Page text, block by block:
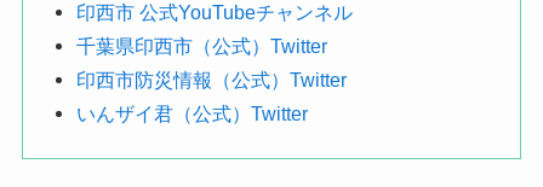
印西市 公式YouTubeチャンネル
千葉県印西市（公式）Twitter
印西市防災情報（公式）Twitter
いんザイ君（公式）Twitter